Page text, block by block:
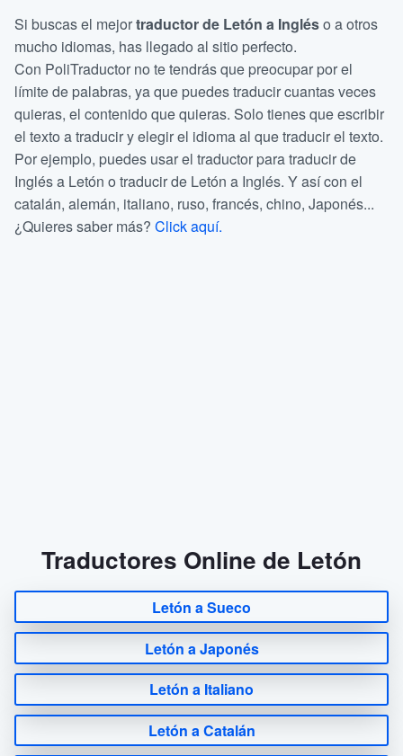
Si buscas el mejortraductor de Letón a Ingléso a otros
mucho idiomas, has llegado al sitio perfecto.
Con PoliTraductor no te tendrás que preocupar por el
límite de palabras, ya que puedes traducir cuantas veces
quieras, el contenido que quieras. Solo tienes que escribir
el texto a traducir y elegir el idioma al que traducir el texto.
Por ejemplo, puedes usar el traductor para traducir de
Inglés a Letón o traducir de Letón a Inglés. Y así con el
catalán, alemán, italiano, ruso, francés, chino, Japonés...
¿Quieres saber más? Click aquí.
Traductores Online de Letón
Letón a Sueco
Letón a Japonés
Letón a Italiano
Letón a Catalán